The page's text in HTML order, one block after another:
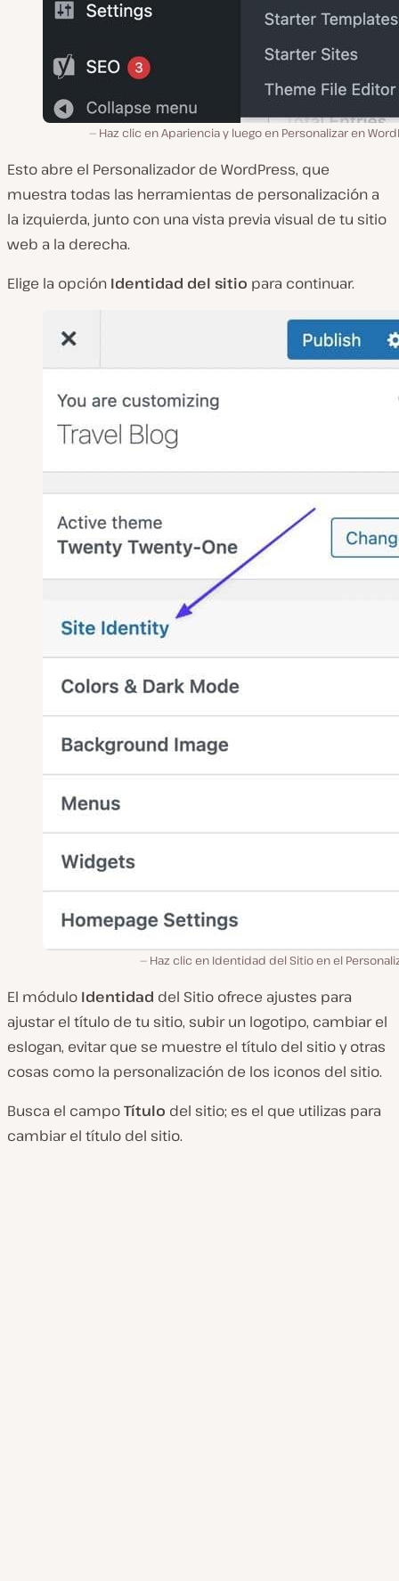
Haz clic en Apariencia y luego en Personalizar en
Esto abre el Personalizador de WordPress, que
muestra todas las herramientas de personalización a
la izquierda, junto con una vista previa visual de tu sitio
web a la derecha.
Elige la opción Identidad del sitio para continuar.
Haz clic en Identidad del Sitio en el
El módulo Identidad del Sitio ofrece ajustes para
ajustar el título de tu sitio, subir un logotipo, cambiar el
eslogan, evitar que se muestre el título del sitio y otras
cosas como la personalización de los iconos del sitio.
Busca el campoTítulo del sitio; es el que utilizas para
cambiar el título del sitio.